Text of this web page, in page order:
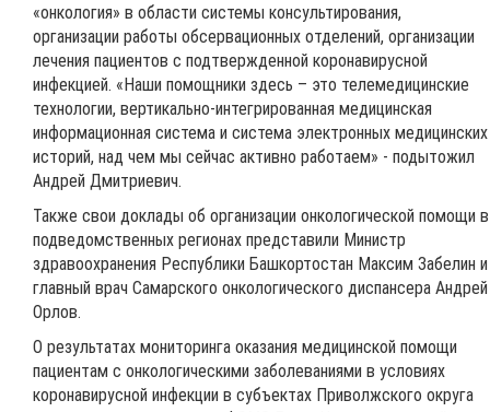
«онкология» в области системы консультирования,
организации работы обсервационных отделений, организации
лечения пациентов с подтвержденной коронавирусной
инфекцией. «Наши помощники здесь – это телемедицинские
технологии, вертикально-интегрированная медицинская
информационная система и система электронных медицинских
историй, над чем мы сейчас активно работаем» - подытожил
Андрей Дмитриевич.
Также свои доклады об организации онкологической помощи в
подведомственных регионах представили Министр
здравоохранения Республики Башкортостан Максим Забелин и
главный врач Самарского онкологического диспансера Андрей
Орлов.
О результатах мониторинга оказания медицинской помощи
пациентам с онкологическими заболеваниями в условиях
коронавирусной инфекции в субъектах Приволжского округа